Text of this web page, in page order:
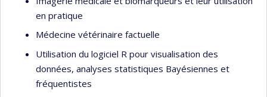
en pratique
Médecine vétérinaire factuelle
Utilisation du logiciel R pour visualisation des
données, analyses statistiques Bayésiennes et
fréquentistes